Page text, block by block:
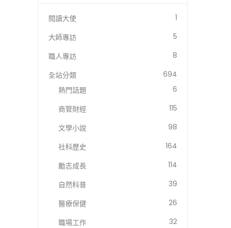
閱讀大使
1
大師專訪
5
職人專訪
8
全站分類
694
熱門話題
6
商管財經
115
文學小說
98
社科歷史
164
勵志成長
114
自然科普
39
醫療保健
26
職場工作
32